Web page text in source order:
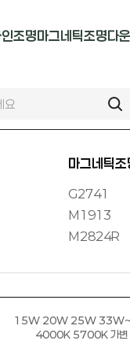
조명
노출직부
던트
마그네틱조명
M2824R
다
원
사
마그네틱조
G2741
M1913
M2824R
15W 20W 25W
4000K 5700K 가변